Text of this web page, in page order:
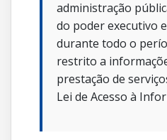
administração
do poder executivo
durante todo o
restrito a
prestação de
Lei de Acesso à